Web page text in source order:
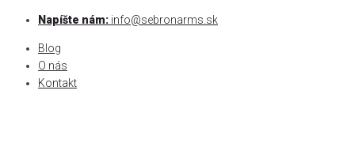
Skip
content
Napíšte nám: info@sebronarms.sk
Blog
O nás
Kontakt